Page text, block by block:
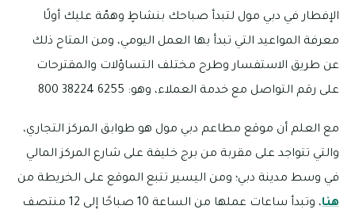
الإفطار في دبي مول لتبدأ صباحك بنشاطٍ وهمّة عليك أولًا
معرفة المواعيد التي تبدأ بها العمل اليومي، ومن المتاح ذلك
عن طريق الاستفسار وطرح مختلف التساؤلات والمقترحات
على رقم التواصل مع خدمة العملاء، وهو: 6255 38224 800
مع العلم أن موقع مطاعم دبي مول هو طوابق المركز التجاري،
والتي تتواجد على مقربة من برج خليفة على شارع المركز المالي
في وسط مدينة دبي؛ ومن اليسير تتبع الموقع على الخريطة من
هنا
، وتبدأ ساعات عملها من الساعة 10 صباحًا إلى 12 منتصف